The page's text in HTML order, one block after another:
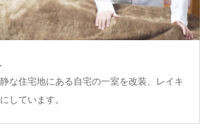
な住宅地にある自宅の一室を改装、レイキ
しています。